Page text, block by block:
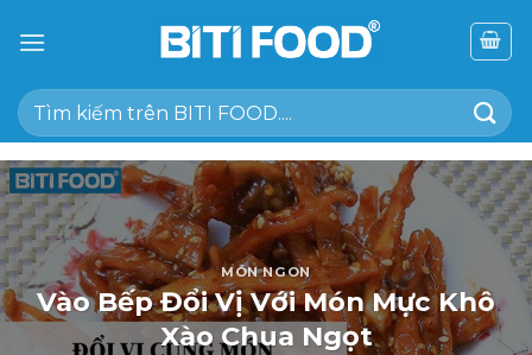
đến
dung
Tìm
kiếm:
MÓN NGON
Vào Bếp Đổi Vị Với Món Mực Khô
Xào Chua Ngọt